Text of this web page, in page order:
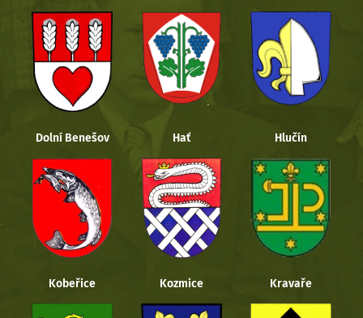
Dolní Benešov Hať Hlučín
Kobeřice Kozmice Kravaře